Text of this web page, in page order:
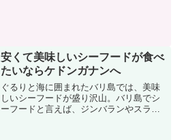
安くて美味しいシーフードが食べ
たいならケドンガナンへ
ぐるりと海に囲まれたバリ島では、美味
しいシーフードが盛り沢山。バリ島でシ
ーフードと言えば、ジンバランやスラン